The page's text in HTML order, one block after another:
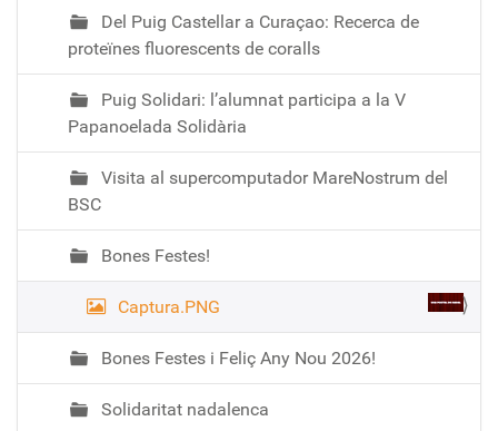
Del Puig Castellar a Curaçao: Recerca de
proteïnes fluorescents de coralls
Puig Solidari: l’alumnat participa a la V
Papanoelada Solidària
Visita al supercomputador MareNostrum del
BSC
Bones Festes!
Captura.PNG
Bones Festes i Feliç Any Nou 2026!
Solidaritat nadalenca